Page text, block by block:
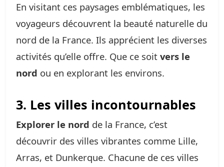
En visitant ces paysages emblématiques, les
voyageurs découvrent la beauté naturelle du
nord de la France. Ils apprécient les diverses
activités qu’elle offre. Que ce soit vers le
nord ou en explorant les environs.
3. Les villes incontournables
Explorer le nord de la France, c’est
découvrir des villes vibrantes comme Lille,
Arras, et Dunkerque. Chacune de ces villes